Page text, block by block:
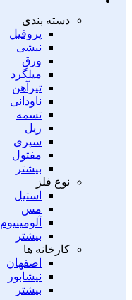
دسته بندی
پروفیل
نبشی
ورق
میلگرد
تیرآهن
ناودانی
تسمه
ریل
سپری
مفتول
بیشتر
نوع فلز
استیل
مس
آلومینیوم
بیشتر
کارخانه ها
اصفهان
نیشابور
بیشتر